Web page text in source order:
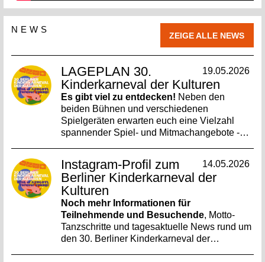
NEWS
ZEIGE ALLE NEWS
19.05.2026
LAGEPLAN 30.
Kinderkarneval der Kulturen
Es gibt viel zu entdecken! Neben den
beiden Bühnen und verschiedenen
Spielgeräten erwarten euch eine Vielzahl
spannender Spiel- und Mitmachangebote -…
14.05.2026
Instagram-Profil zum
Berliner Kinderkarneval der
Kulturen
Noch mehr Informationen für
Teilnehmende und Besuchende, Motto-
Tanzschritte und tagesaktuelle News rund um
den 30. Berliner Kinderkarneval der…